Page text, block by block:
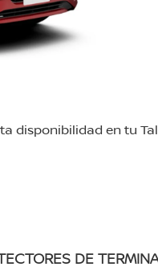
disponibilidad en tu
DE